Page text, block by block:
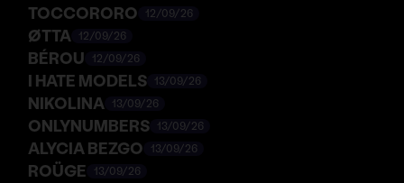
TOCCORORO 12/09/26
ØTTA 12/09/26
BÉROU 12/09/26
I HATE MODELS 13/09/26
NIKOLINA 13/09/26
ONLYNUMBERS 13/09/26
ALYCIA BEZGO 13/09/26
ROÜGE 13/09/26